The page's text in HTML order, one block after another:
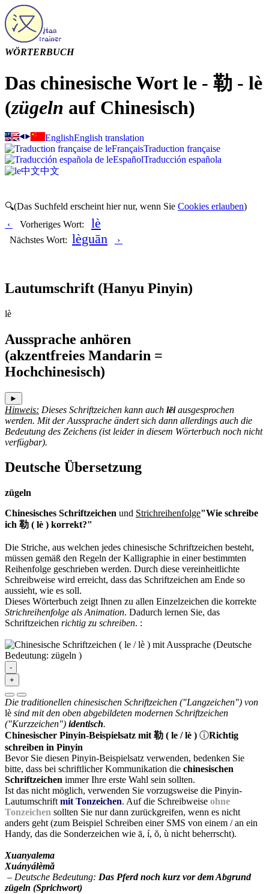
WÖRTERBUCH
Das chinesische Wort le - 勒 - lè
(zügeln auf Chinesisch)
EnglishEnglish translation
FrançaisTraduction française
EspañolTraducción española
中文中文
🔍(Das Suchfeld erscheint hier nur, wenn Sie Cookies erlauben)
‹
Vorheriges Wort: lè
Nächstes Wort: lèguān ›
Lautumschrift (Hanyu Pinyin)
lè
Aussprache anhören
(akzentfreies Mandarin =
Hochchinesisch)
►
Hinweis: Dieses Schriftzeichen kann auch lēiausgesprochen
werden. Mit der Aussprache ändert sich dann allerdings auch die
Bedeutung des Zeichens (ist leider in diesem Wörterbuch noch nicht
verfügbar).
Deutsche Übersetzung
zügeln
Chinesisches Schriftzeichen und Strichreihenfolge"Wie schreibe
ich 勒 ( lè ) korrekt?"
Die Striche, aus welchen jedes chinesische Schriftzeichen besteht,
müssen gemäß den Regeln der Kalligraphie in einer bestimmten
Reihenfolge geschrieben werden. Durch diese vereinheitlichte
Schreibweise wird erreicht, dass das Schriftzeichen am Ende so
aussieht, wie es soll.
Dieses Wörterbuch zeigt Ihnen zu allen Einzelzeichen die korrekte
Strichreihenfolge als Animation. Dadurch lernen Sie, das
Schriftzeichen richtig zu schreiben. :
-
+
Die traditionellen chinesischen Schriftzeichen ("Langzeichen") von
lè sind mit den oben abgebildeten modernen Schriftzeichen
("Kurzzeichen") identisch.
Chinesischer Pinyin-Beispielsatz mit 勒 ( le / lè ) ⓘRichtig
schreiben in Pinyin
Bevor Sie diesen Pinyin-Beispielsatz verwenden, bedenken Sie
bitte, dass bei schriftlicher Kommunikation die chinesischen
Schriftzeichen immer Ihre erste Wahl sein sollten.
Ist das nicht möglich, verwenden Sie vorzugsweise die Pinyin-
Lautumschrift mit Tonzeichen. Auf die Schreibweise ohne
Tonzeichen sollten Sie nur dann zurückgreifen, wenn es nicht
anders geht (zum Beispiel Schreiben einer SMS von einem / an ein
Handy, das die Sonderzeichen wie ā, í, ŏ, ù nicht beherrscht).
Xuanyalema
Xuányálèmă
– Deutsche Bedeutung: Das Pferd noch kurz vor dem Abgrund
zügeln (Sprichwort)